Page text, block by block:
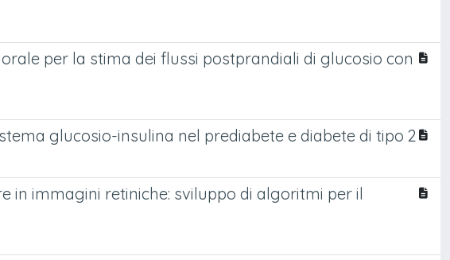
per la stima dei flussi postprandiali di glucosio con
glucosio-insulina nel prediabete e diabete di tipo 2
in immagini retiniche: sviluppo di algoritmi per il